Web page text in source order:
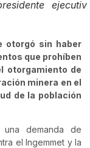
otorgó sin haber
que prohíben
otorgamiento de
minera en el
de la población
una demanda de
el Ingemmet y la